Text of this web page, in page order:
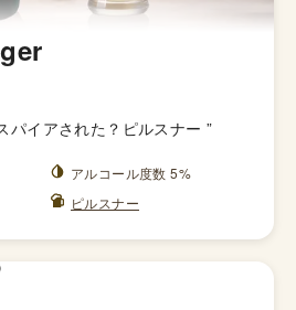
パイアされた？ピルスナー ”
アルコール度数 5%
ピルスナー